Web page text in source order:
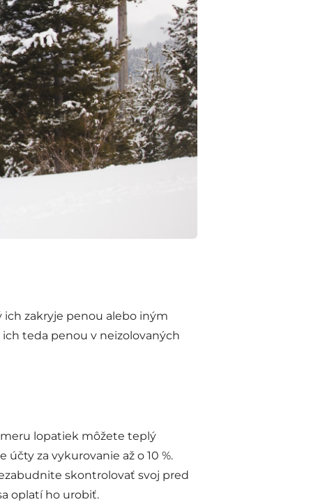
ich zakryje penou alebo iným
teda penou v neizolovaných
lopatiek môžete teplý
za vykurovanie až o 10 %.
skontrolovať svoj pred
oplatí ho urobiť.